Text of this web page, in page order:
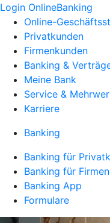
Login OnlineBanking
Online-
Privatkunden
Firmenkunden
Banking &
Meine Bank
Service &
Karriere
Banking
Banking für
Banking für
Banking App
Formulare